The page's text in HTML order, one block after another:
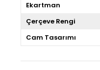
Ekartman
Çerçeve Rengi
Cam Tasarımı